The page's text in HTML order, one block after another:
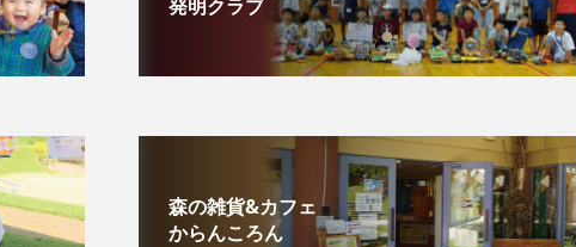
発明クラブ
森の雑貨&カフェ
からんころん